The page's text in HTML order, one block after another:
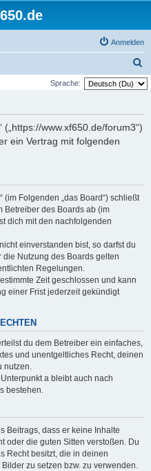
Anmelden
u
Sprache:
www.xf650.de/forum3“)
ein Vertrag mit folgenden
(im Folgenden „das Board“) schließt
Betreiber des Boards ab (im
dich mit den nachfolgenden
einverstanden bist, so darfst du
Nutzung des Boards gelten
Regelungen.
Zeit geschlossen und kann
einer Frist jederzeit gekündigt
du dem Betreiber ein einfaches,
und unentgeltliches Recht, deinen
nutzen.
a bleibt auch nach
bestehen.
Beitrags, dass er keine Inhalte
oder die guten Sitten verstoßen. Du
Recht besitzt, die in deinen
zu setzen bzw. zu verwenden.